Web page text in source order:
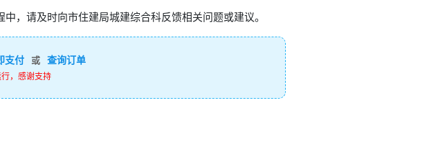
，请及时向市住建局城建综合科反馈相关问题或建议。
支付 或 查询订单
，感谢支持